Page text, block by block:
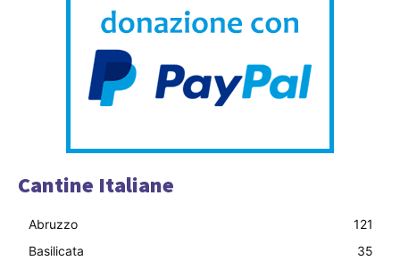
Cantine Italiane
Abruzzo
121
Basilicata
35